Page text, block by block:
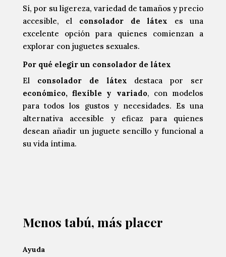
Sí, por su ligereza, variedad de tamaños y precio
accesible, el consolador de látex es una
excelente opción para quienes comienzan a
explorar con juguetes sexuales.
Por qué elegir un consolador de látex
El consolador de látex destaca por ser
económico, flexible y variado, con modelos
para todos los gustos y necesidades. Es una
alternativa accesible y eficaz para quienes
desean añadir un juguete sencillo y funcional a
su vida íntima.
Menos tabú, más placer
Ayuda